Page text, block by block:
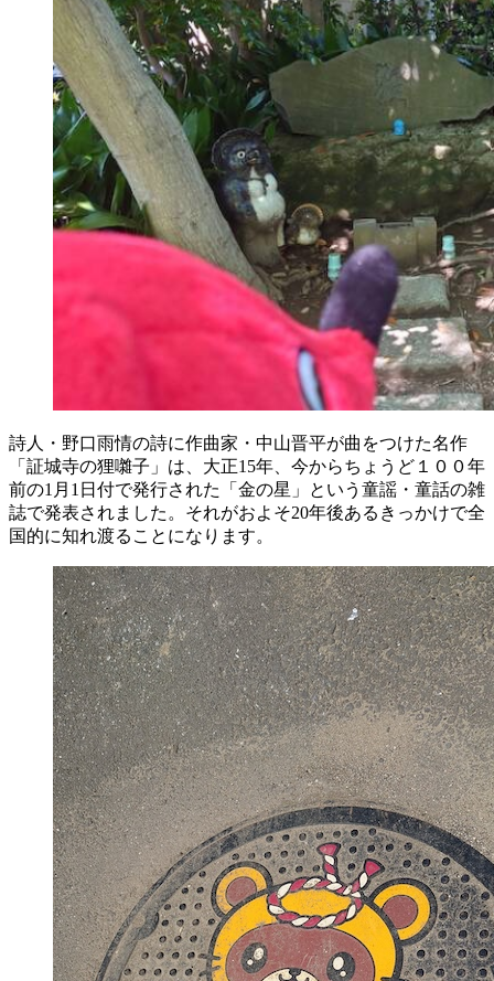
詩人・野口雨情の詩に作曲家・中山晋平が曲をつけた名作
「証城寺の狸囃子」は、大正15年、今からちょうど１００年
前の1月1日付で発行された「金の星」という童謡・童話の雑
誌で発表されました。それがおよそ20年後あるきっかけで全
国的に知れ渡ることになります。